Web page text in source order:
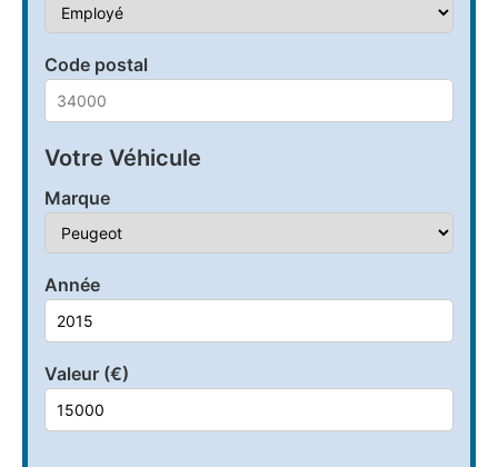
Code postal
Votre Véhicule
Marque
Année
Valeur (€)